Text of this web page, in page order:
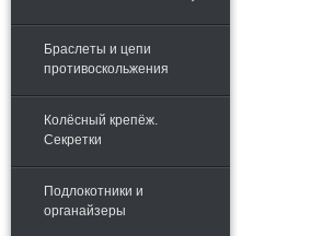
Браслеты и цепи
противоскольжения
Колёсный крепёж.
Секретки
Подлокотники и
органайзеры